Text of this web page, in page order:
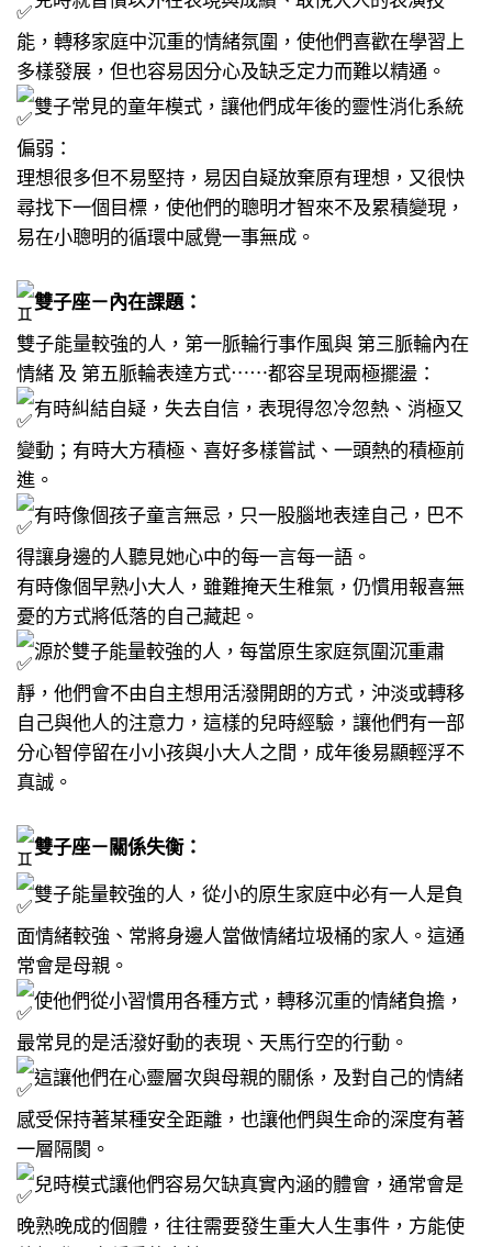
能，​轉移家庭中沉重的情緒氛圍，​使他們喜歡在學習上
多樣發展，​但也容易因分心及缺乏定力而難以精通。​
雙子常見的童年模式，​讓他們成年後的靈性消化系統
偏弱：​
理想很多但不易堅持，​易因自疑放棄原有理想，​又很快
尋找下一個目標，​使他們的聰明才智來不及累積變現，​
易在小聰明的循環中感覺一事無成。​
雙子座－內在課題：​
雙子能量較強的人，第一脈輪行事作風與 第三脈輪內在
情緒 及 第五脈輪表達方式⋯⋯都容呈現兩極擺盪：​
有時糾結自疑，失去自信，​表現得忽冷忽熱、消極又
變動；​有時大方積極、喜好多樣嘗試、​一頭熱的積極前
進。​
有時像個孩子童言無忌，​只一股腦地表達自己，​巴不
得讓身邊的人聽見她心中的每一言每一語。​
有時像個早熟小大人，​雖難掩天生稚氣，​仍慣用報喜無
憂的方式將低落的自己藏起。​
源於雙子能量較強的人，​每當原生家庭氛圍沉重肅
靜，​他們會不由自主想用活潑開朗的方式，​沖淡或轉移
自己與他人的注意力，​這樣的兒時經驗，​讓他們有一部
分心智停留在小小孩與小大人之間，​成年後易顯輕浮不
真誠。​
雙子座－關係失衡：​
雙子能量較強的人，​從小的原生家庭中必有一人是負
面情緒較強、​常將身邊人當做情緒垃圾桶的家人。​這通
常會是母親。​
使他們從小習慣用各種方式​，轉移沉重的情緒負擔，​
最常見的是活潑好動的表現、天馬行空的行動。​
這讓他們在心靈層次​與母親的關係，及對自己的情緒
感受​保持著某種安全距離，​也讓他們與生命的深度有著
一層隔閡。​
兒時模式讓他們容易欠缺真實內涵的體會，​通常會是
晚熟晚成的個體，​往往需要發生重大人生事件​，方能使